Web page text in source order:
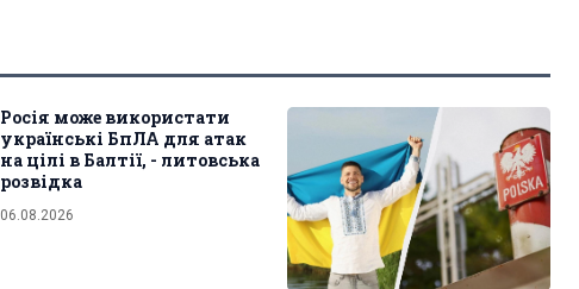
Росія може використати
українські БпЛА для атак
на цілі в Балтії, - литовська
розвідка
06.08.2026